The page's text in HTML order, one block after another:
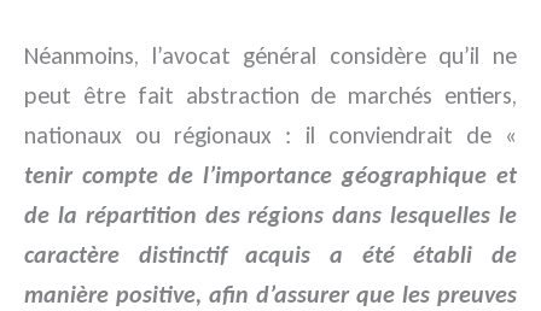
Néanmoins, l’avocat général considère qu’il ne
peut être fait abstraction de marchés entiers,
nationaux ou régionaux : il conviendrait de «
tenir compte de l’importance géographique et
de la répartition des régions dans lesquelles le
caractère distinctif acquis a été établi de
manière positive, afin d’assurer que les preuves